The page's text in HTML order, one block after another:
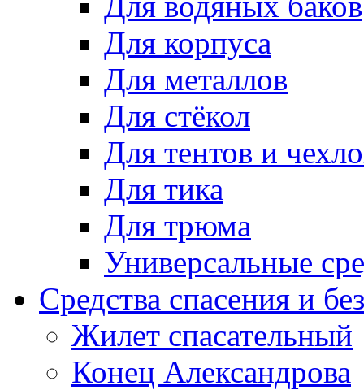
Для корпуса
Для металлов
Для стёкол
Для тентов и
Для тика
Для трюма
Универсальные
Средства спасения и
Жилет спасательный
Конец Александрова